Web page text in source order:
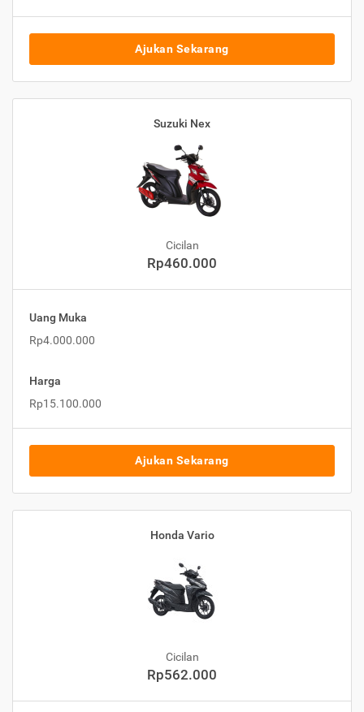
Ajukan Sekarang
Suzuki Nex
Cicilan
Rp460.000
Uang Muka
Rp4.000.000
Harga
Rp15.100.000
Ajukan Sekarang
Honda Vario
Cicilan
Rp562.000